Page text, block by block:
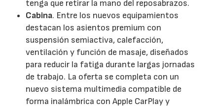
tenga que retirar la mano del reposabrazos.
Cabina. Entre los nuevos equipamientos
destacan los asientos premium con
suspensión semiactiva, calefacción,
ventilación y función de masaje, diseñados
para reducir la fatiga durante largas jornadas
de trabajo. La oferta se completa con un
nuevo sistema multimedia compatible de
forma inalámbrica con Apple CarPlay y